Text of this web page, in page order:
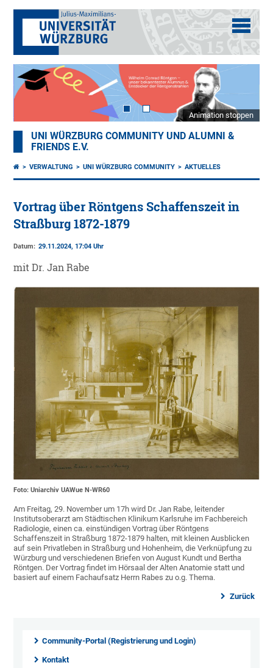
Animation stoppen
UNI WÜRZBURG COMMUNITY UND ALUMNI &
FRIENDS E.V.
VERWALTUNG UNI WÜRZBURG COMMUNITY AKTUELLES
Vortrag über Röntgens Schaffenszeit in
Straßburg 1872-1879
Datum: 29.11.2024, 17:04 Uhr
mit Dr. Jan Rabe
Foto: Uniarchiv UAWue N-WR60
Am Freitag, 29. November um 17h wird Dr. Jan Rabe, leitender
Institutsoberarzt am Städtischen Klinikum Karlsruhe im Fachbereich
Radiologie, einen ca. einstündigen Vortrag über Röntgens
Schaffenszeit in Straßburg 1872-1879 halten, mit kleinen Ausblicken
auf sein Privatleben in Straßburg und Hohenheim, die Verknüpfung zu
Würzburg und verschiedenen Briefen von August Kundt und Bertha
Röntgen. Der Vortrag findet im Hörsaal der Alten Anatomie statt und
basiert auf einem Fachaufsatz Herrn Rabes zu o.g. Thema.
Zurück
Community-Portal (Registrierung und Login)
Kontakt